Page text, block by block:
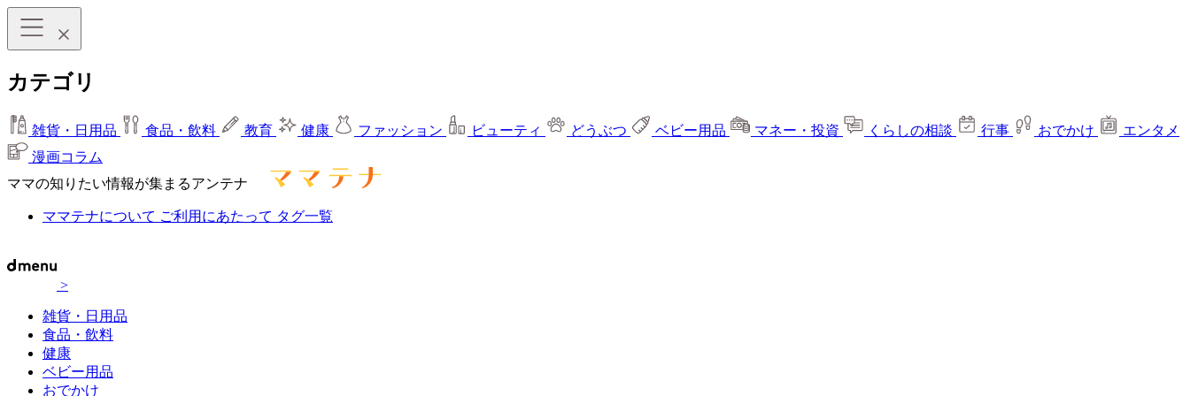
カテゴリ
雑貨・日用品 食品・飲料 教育 健康 ファッション ビューティ どうぶつ ベビー用品 マネー・投資 くらしの相談 行事 おでかけ
エンタメ
漫画コラム
ママの知りたい情報が集まるアンテナ
ママテナについて ご利用にあたって タグ一覧
>
雑貨・日用品
食品・飲料
健康
ベビー用品
おでかけ